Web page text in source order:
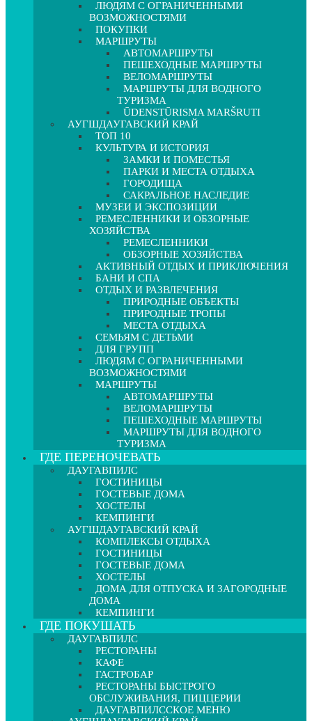
ЛЮДЯМ С ОГРАНИЧЕННЫМИ
ВОЗМОЖНОСТЯМИ
ПОКУПКИ
МАРШРУТЫ
АВТОМАРШРУТЫ
ПЕШЕХОДНЫЕ МАРШРУТЫ
ВЕЛОМАРШРУТЫ
МАРШРУТЫ ДЛЯ ВОДНОГО
ТУРИЗМА
ŪDENSTŪRISMA MARŠRUTI
АУГШДАУГАВСКИЙ КРАЙ
ТОП 10
КУЛЬТУРА И ИСТОРИЯ
ЗАМКИ И ПОМЕСТЬЯ
ПАРКИ И МЕСТА ОТДЫХА
ГОРОДИЩА
САКРАЛЬНОЕ НАСЛЕДИЕ
МУЗЕИ И ЭКСПОЗИЦИИ
РЕМЕСЛЕННИКИ И ОБЗОРНЫЕ
ХОЗЯЙСТВА
РЕМЕСЛЕННИКИ
ОБЗОРНЫЕ ХОЗЯЙСТВА
АКТИВНЫЙ ОТДЫХ И ПРИКЛЮЧЕНИЯ
БАНИ И СПА
ОТДЫХ И РАЗВЛЕЧЕНИЯ
ПРИРОДНЫЕ ОБЪЕКТЫ
ПРИРОДНЫЕ ТРОПЫ
МЕСТА ОТДЫХА
СЕМЬЯМ С ДЕТЬМИ
ДЛЯ ГРУПП
ЛЮДЯМ С ОГРАНИЧЕННЫМИ
ВОЗМОЖНОСТЯМИ
МАРШРУТЫ
АВТОМАРШРУТЫ
ВЕЛОМАРШРУТЫ
ПЕШЕХОДНЫЕ МАРШРУТЫ
МАРШРУТЫ ДЛЯ ВОДНОГО
ТУРИЗМА
ГДЕ ПЕРЕНОЧЕВАТЬ
ДАУГАВПИЛС
ГОСТИНИЦЫ
ГОСТЕВЫЕ ДОМА
ХОСТЕЛЫ
КЕМПИНГИ
АУГШДАУГАВСКИЙ КРАЙ
КОМПЛЕКСЫ ОТДЫХА
ГОСТИНИЦЫ
ГОСТЕВЫЕ ДОМА
ХОСТЕЛЫ
ДОМА ДЛЯ ОТПУСКА И ЗАГОРОДНЫЕ
ДОМА
КЕМПИНГИ
ГДЕ ПОКУШАТЬ
ДАУГАВПИЛС
РЕСТОРАНЫ
КАФЕ
ГАСТРОБАР
РЕСТОРАНЫ БЫСТРОГО
ОБСЛУЖИВАНИЯ, ПИЦЦЕРИИ
ДАУГАВПИЛССКОЕ МЕНЮ